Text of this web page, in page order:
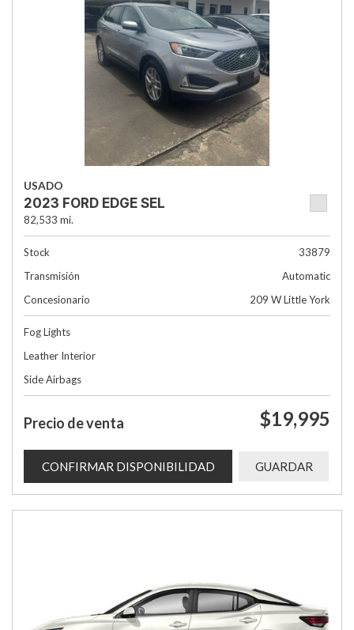
USADO
2023 FORD EDGE SEL
82,533 mi.
Stock
33879
Transmisión
Automatic
Concesionario
209 W Little York
Fog Lights
Leather Interior
Side Airbags
Precio de venta $19,995
CONFIRMAR DISPONIBILIDAD GUARDAR